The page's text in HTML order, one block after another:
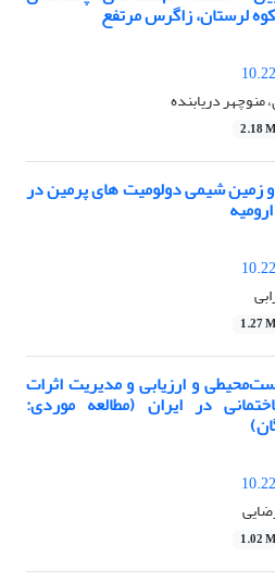
لرستان، زاگرس مرتفع
دریابنده
2.18 M
زمین شیمی دولومیت های پرمین در
1.27 M
و ارزیابی و مدیریت اثرات
در ایران (مطالعه موردی:
1.02 M